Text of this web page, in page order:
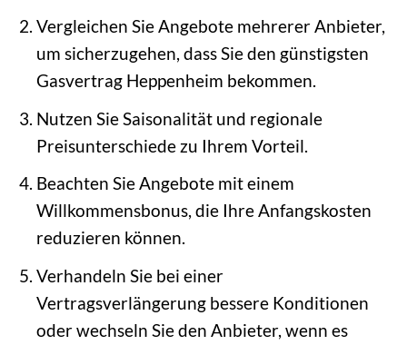
Vergleichen Sie Angebote mehrerer Anbieter,
um sicherzugehen, dass Sie den günstigsten
Gasvertrag Heppenheim bekommen.
Nutzen Sie Saisonalität und regionale
Preisunterschiede zu Ihrem Vorteil.
Beachten Sie Angebote mit einem
Willkommensbonus, die Ihre Anfangskosten
reduzieren können.
Verhandeln Sie bei einer
Vertragsverlängerung bessere Konditionen
oder wechseln Sie den Anbieter, wenn es